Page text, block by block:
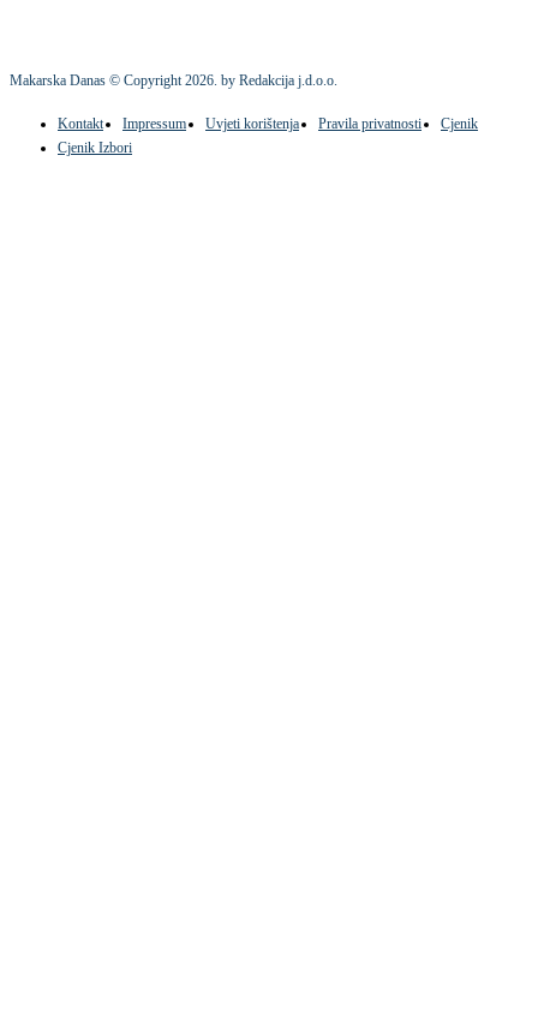
Makarska Danas © Copyright2026. by Redakcija j.d.o.o.
Kontakt Impressum Uvjeti korištenja Pravila privatnosti
Cjenik
Cjenik Izbori